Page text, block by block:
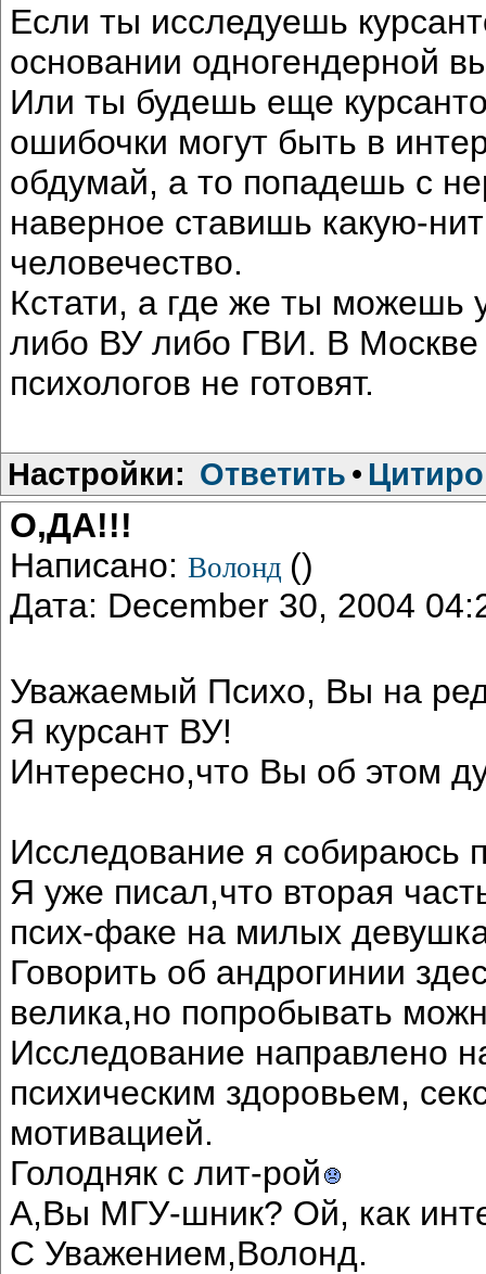
Если ты исследуешь
основании одногендерной
Или ты будешь еще
ошибочки могут быть в
обдумай, а то попадешь с
наверное ставишь какую-
человечество.
Кстати, а где же ты можешь
либо ВУ либо ГВИ. В
психологов не готовят.
Настройки: Ответить •
О,ДА!!!
Написано: Волонд ()
Дата: December 30, 2004
Уважаемый Психо, Вы на
Я курсант ВУ!
Интересно,что Вы об этом
Исследование я собираюсь
Я уже писал,что вторая
псих-факе на милых
Говорить об андрогинии
велика,но попробывать
Исследование направлено
психическим здоровьем,
мотивацией.
Голодняк с лит-рой
А,Вы МГУ-шник? Ой, как
С Уважением,Волонд.